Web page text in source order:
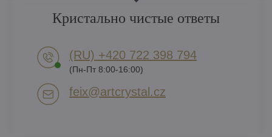
Кристально чистые ответы
(RU) +420 722 398 794​
(Пн-Пт 8:00-16:00)
feix​@artcrystal​.cz